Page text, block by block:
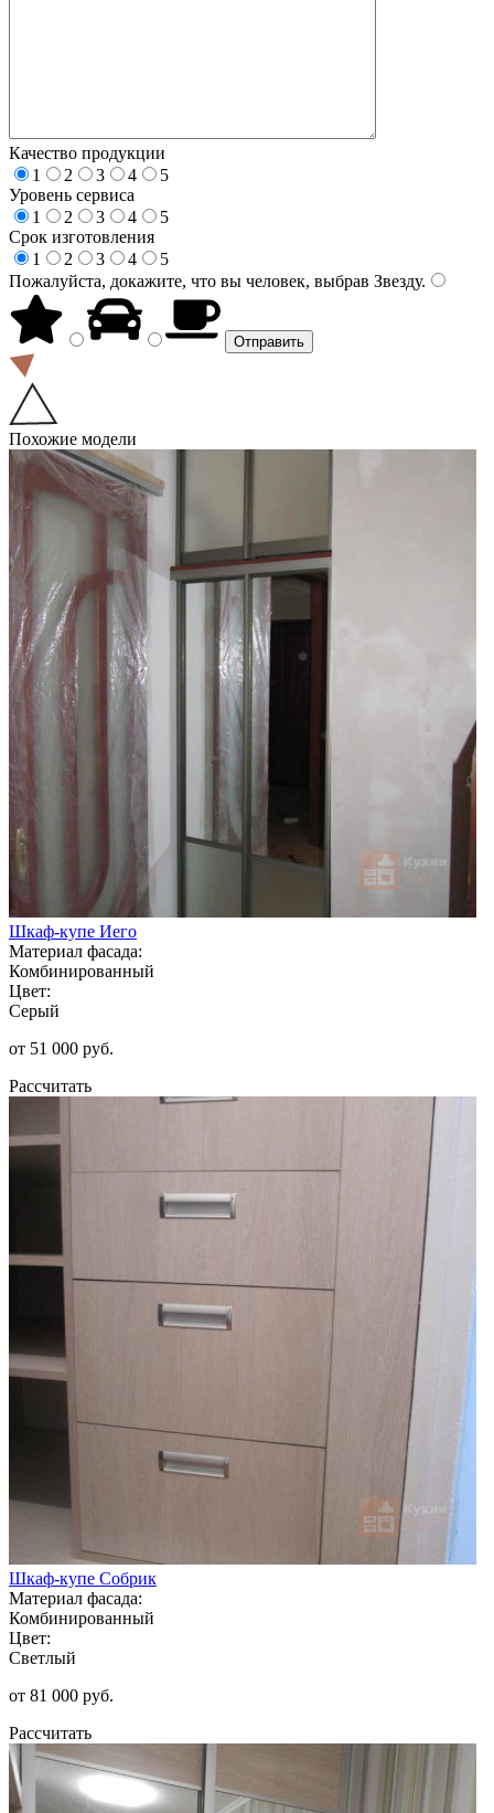
Качество продукции
1
2 3 4
5
Уровень сервиса
1
2 3 4
5
Срок изготовления
1
2 3 4
5
Пожалуйста, докажите, что вы человек, выбрав Звезду.
Похожие модели
Шкаф-купе Иего
Материал фасада:
Комбинированный
Цвет:
Серый
от 51 000 руб.
Рассчитать
Шкаф-купе Собрик
Материал фасада:
Комбинированный
Цвет:
Светлый
от 81 000 руб.
Рассчитать